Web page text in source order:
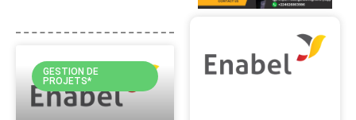
GESTION DE
PROJETS*